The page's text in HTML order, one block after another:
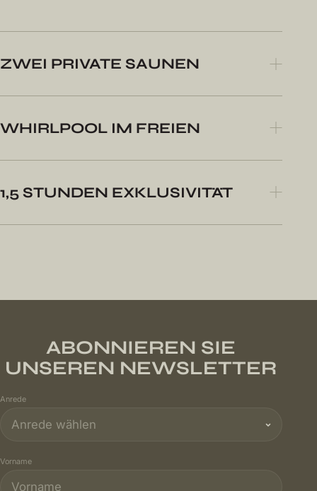
ZWEI PRIVATE SAUNEN
WHIRLPOOL IM FREIEN
1,5 STUNDEN EXKLUSIVITÄT
ABONNIEREN SIE
UNSEREN NEWSLETTER
Anrede
Vorname